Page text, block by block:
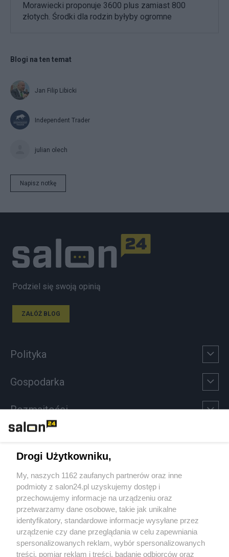
Morawiecki proponuje 3600 plus zamiast 800
złotych. Środki dla rodzin byłyby ogromne
Blogi na ten temat
Jan Filip Libicki
Independent Trader
julian olech
Napisz notkę
Podziel się swoją opinią
ZAŁÓŻ BLOG
Polityka
Gospodarka
Rozmaitości
Sport
Społeczeństwo
Kultura
Drogi Użytkowniku,
My, naszych 1162 zaufanych partnerów oraz inne
podmioty z salon24.pl uzyskujemy dostęp i
przechowujemy informacje na urządzeniu oraz
przetwarzamy dane osobowe, takie jak unikalne
identyfikatory, standardowe informacje wysyłane przez
urządzenie czy dane przeglądania w celu zapewniania
spersonalizowanych reklam, wybór spersonalizowanych
treści, pomiar reklam i treści, badanie odbiorców oraz